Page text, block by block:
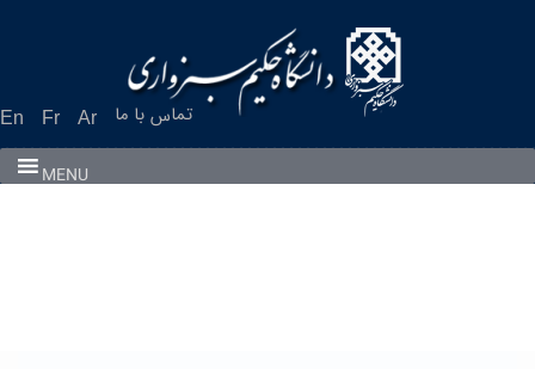
En Fr Ar تماس با ما
MENU